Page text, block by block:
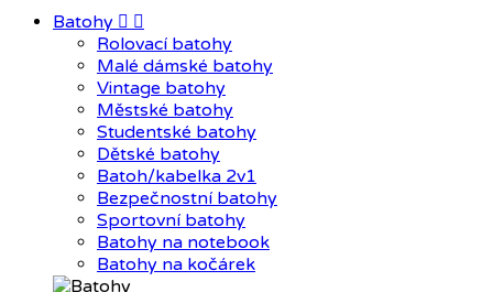
Batohy  
Rolovací batohy
Malé dámské batohy
Vintage batohy
Městské batohy
Studentské batohy
Dětské batohy
Batoh/kabelka 2v1
Bezpečnostní batohy
Sportovní batohy
Batohy na notebook
Batohy na kočárek